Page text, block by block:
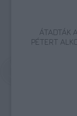
ÁTADTÁK
PÉTERT